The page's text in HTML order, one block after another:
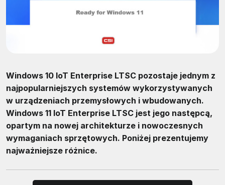
Windows 10 IoT Enterprise LTSC pozostaje jednym z
najpopularniejszych systemów wykorzystywanych
w urządzeniach przemysłowych i wbudowanych.
Windows 11 IoT Enterprise LTSC jest jego następcą,
opartym na nowej architekturze i nowoczesnych
wymaganiach sprzętowych. Poniżej prezentujemy
najważniejsze różnice.